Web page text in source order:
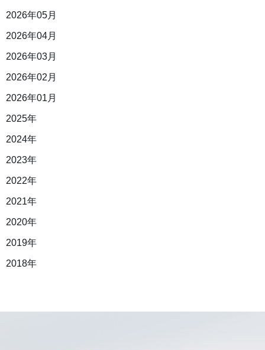
2026年05月
2026年04月
2026年03月
2026年02月
2026年01月
2025年
2024年
2023年
2022年
2021年
2020年
2019年
2018年